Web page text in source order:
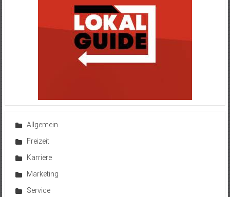
Allgemein
Freizeit
Karriere
Marketing
Service